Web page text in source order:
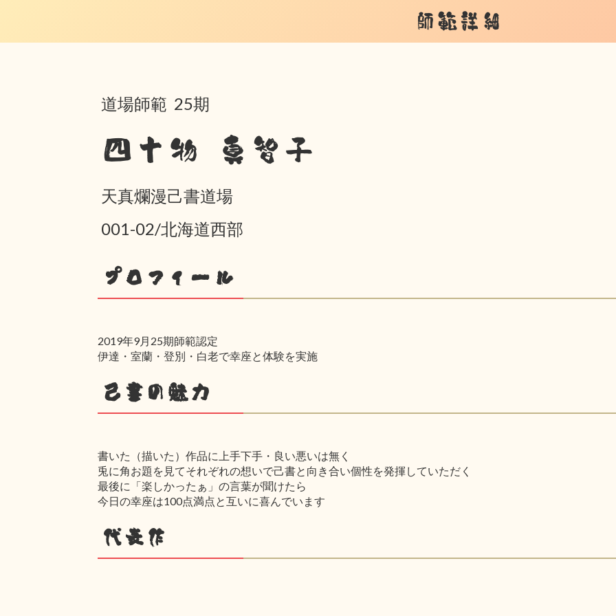
師範詳細
道場師範 25期
四十物 真智子
天真爛漫己書道場
001-02/北海道西部
プロフィール
2019年9月25期師範認定
伊達・室蘭・登別・白老で幸座と体験を実施
己書の魅力
書いた（描いた）作品に上手下手・良い悪いは無く
兎に角お題を見てそれぞれの想いで己書と向き合い個性を発揮していただく
最後に「楽しかったぁ」の言葉が聞けたら
今日の幸座は100点満点と互いに喜んでいます
代表作